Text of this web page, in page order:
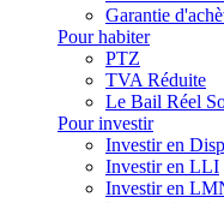
Garantie
Pour habiter
PTZ
TVA Réduite
Le Bail Réel
Pour investir
Investir en
Investir en LLI
Investir en